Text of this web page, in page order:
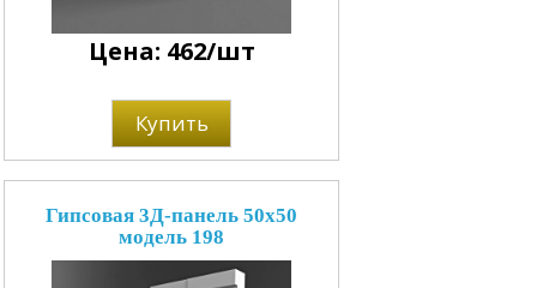
Цена: 462/шт
Купить
Гипсовая 3Д-панель 50x50
модель 198